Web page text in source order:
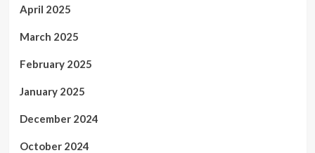
April 2025
March 2025
February 2025
January 2025
December 2024
October 2024